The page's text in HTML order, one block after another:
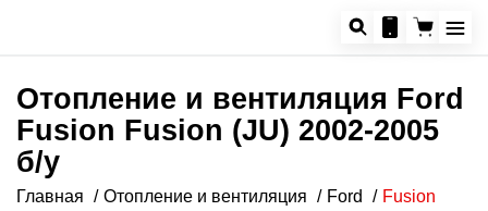
Отопление и вентиляция Ford
Fusion Fusion (JU) 2002-2005
б/у
Главная Отопление и вентиляция Ford Fusion